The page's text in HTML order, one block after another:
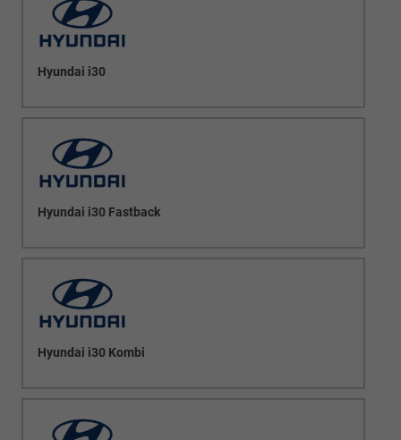
Hyundai i30
Hyundai i30 Fastback
Hyundai i30 Kombi